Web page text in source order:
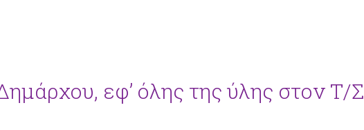
εφ’ όλης της ύλης στον Τ/Σ